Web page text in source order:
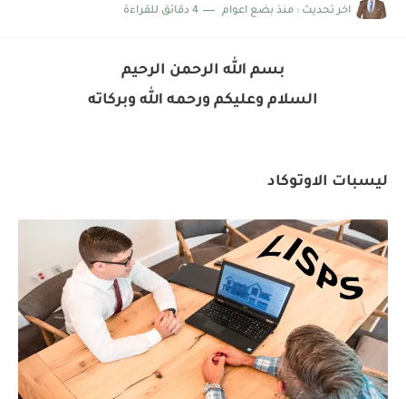
اخر تحديث : منذ بضع اعوام 4 دقائق للقراءة
بسم الله الرحمن الرحيم
السلام وعليكم ورحمه الله وبركاته
ليسبات الاوتوكاد